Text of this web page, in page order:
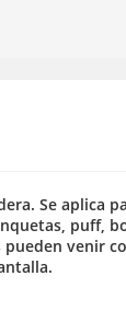
Se aplica
puff,
venir